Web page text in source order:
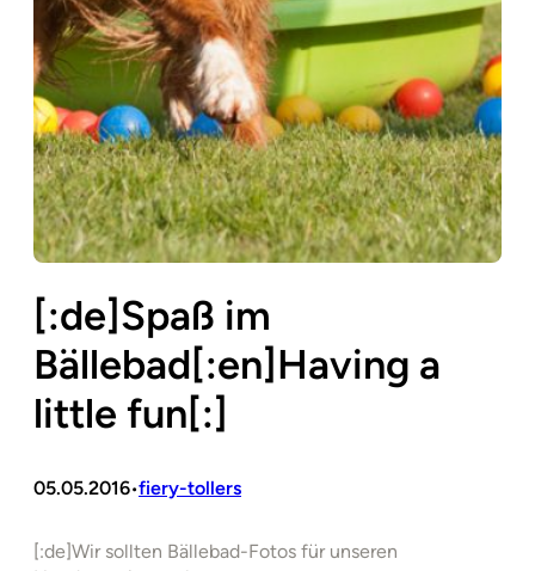
[:de]Spaß im
Bällebad[:en]Having a
little fun[:]
05.05.2016•fiery-tollers
[:de]Wir sollten Bällebad-Fotos für unseren